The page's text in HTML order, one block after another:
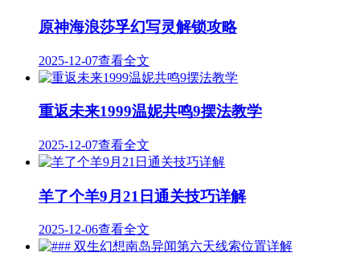
原神海浪莎孚幻写灵解锁攻略
2025-12-07查看全文
重返未来1999温妮共鸣9摆法教学
2025-12-07查看全文
羊了个羊9月21日通关技巧详解
2025-12-06查看全文